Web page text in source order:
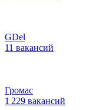
GDel
11 вакансий
Громас
1 229 вакансий